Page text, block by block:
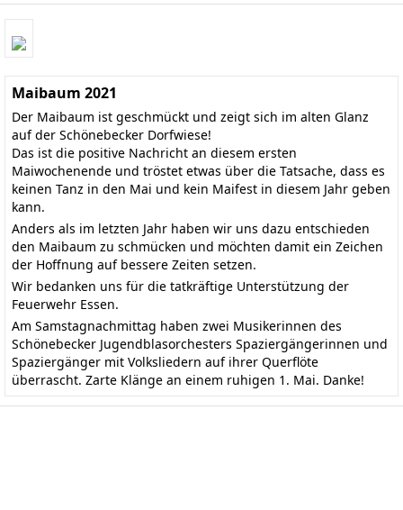
Maibaum 2021
Der Maibaum ist geschmückt und zeigt sich im alten Glanz
auf der Schönebecker Dorfwiese!
Das ist die positive Nachricht an diesem ersten
Maiwochenende und tröstet etwas über die Tatsache, dass es
keinen Tanz in den Mai und kein Maifest in diesem Jahr geben
kann.
Anders als im letzten Jahr haben wir uns dazu entschieden
den Maibaum zu schmücken und möchten damit ein Zeichen
der Hoffnung auf bessere Zeiten setzen.
Wir bedanken uns für die tatkräftige Unterstützung der
Feuerwehr Essen.
Am Samstagnachmittag haben zwei Musikerinnen des
Schönebecker Jugendblasorchesters Spaziergängerinnen und
Spaziergänger mit Volksliedern auf ihrer Querflöte
überrascht. Zarte Klänge an einem ruhigen 1. Mai. Danke!